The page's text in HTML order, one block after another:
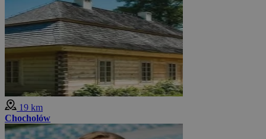
19 km
Chocholów